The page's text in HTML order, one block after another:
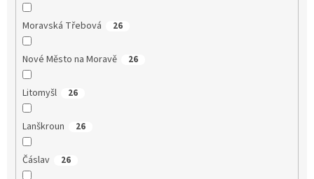
Moravská Třebová 26
Nové Město na Moravě 26
Litomyšl 26
Lanškroun 26
Čáslav 26